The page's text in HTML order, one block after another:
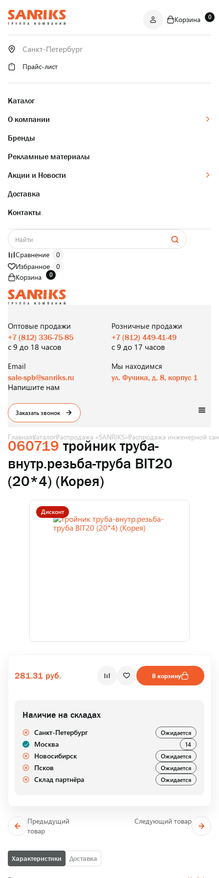
ОПТОМ
И В РОЗНИЦУ
Корзина 0
Прайс-лист
Каталог
О компании
Бренды
Рекламные материалы
Акции и Новости
Доставка
Контакты
Сравнение
0
Избранное
0
Корзина
0
И В РОЗНИЦУ
Оптовые продажи
+7 (812) 336-75-85
с 9 до 18 часов
Розничные продажи
+7 (812) 449-41-49
с 9 до 17 часов
Email
sale-spb@sanriks.ru
Напишите нам
Мы находимся
ул. Фучика, д. 8, корпус 1
Заказать звонок
ГлавнаяКаталогРаспродажа «SANRIKS»Распродажа инженерной
060719 тройник труба-
внутр.резьба-труба BIT20
(20*4) (Корея)
Дисконт
Характеристики Доставка
281.31 руб. В корзину
Наличие на складах
Санкт-Петербург Ожидается
Москва 14
Новосибирск Ожидается
Псков Ожидается
Склад партнёра Ожидается
Предыдущий
товар
Следующий товар